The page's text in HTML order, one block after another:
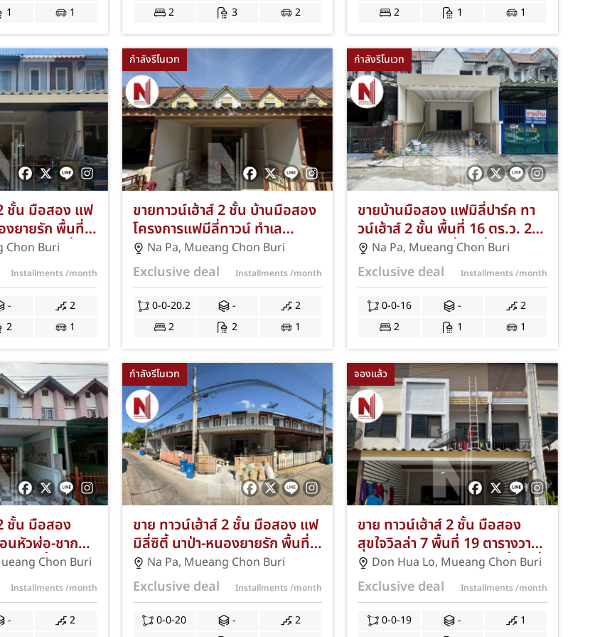
1 1
2
3 2
2
1 1
ชั้น มือสอง แฟ
งยายรัก พื้นที่
น 2 ห้องน้ำ
น! ฟรีแอร์/ค่า
Chon Buri
Installments/month
-
2
2 1
กำลังรีโนเวท
ขายทาวน์เฮ้าส์ 2 ชั้น บ้านมือสอง
โครงการแฟมีลี่ทาวน์ ทำเล
ท้องคุ้ง-นาป่า ตำบลนาป่า อำเภอ
เมืองชลบุรี จังหวัดชลบุรี พื้นที่
20.2 ตารางวา 2 ห้องนอน 2
ห้องน้ำ 1 ที่จอดรถ ฟรีแอร์ ปั๊มน้ำ
ถังสำรองน้ำ และค่าโอน JS-225
Na Pa, Mueang Chon Buri
Exclusive deal Installments/month
0-0-20.2 -
2
2
2 1
กำลังรีโนเวท
ขายบ้านมือสอง แฟมิลี่ปาร์ค ทา
วน์เฮ้าส์ 2 ชั้น พื้นที่ 16 ตร.ว. 2
ห้องนอน 1 ห้องน้ำ 1 ที่จอดรถ
ทำเลนาป่า-ท้องคุ้ง เมืองชลบุรี
พร้อมโปรโมชั่นของแถมครบ JS-
214
Na Pa, Mueang Chon Buri
Exclusive deal Installments/month
0-0-16 -
2
2
1 1
ชั้น มือสอง
นหัวฬ่อ-ชาก
ห้องน้ำ ทำเลดี
น! ฟรีแอร์/ค่า
Chon Buri
Installments/month
-
2
กำลังรีโนเวท
ขาย ทาวน์เฮ้าส์ 2 ชั้น มือสอง แฟ
มิลี่ซิตี้ นาป่า-หนองยายรัก พื้นที่
20 ตร.ว. 3 ห้องนอน ใกล้อมตะ/
โรบินสัน! ฟรีแอร์/ค่าโอนฯ! JS-
293
Na Pa, Mueang Chon Buri
Exclusive deal Installments/month
0-0-20 -
2
จองแล้ว
ขาย ทาวน์เฮ้าส์ 2 ชั้น มือสอง
สุขใจวิลล่า 7 พื้นที่ 19 ตารางวา
จำนวน 2 ห้องนอน 2 ห้องน้ำ 1 ที่
จอดรถ ทำเลใจกลางอมตะนคร
ดอนหัวฬ่อ ชลบุรี! ใกล้เฟส 4-11
ฟรีค่าใช้จ่ายวันโอนฯ พร้อมแอร์ 1
Don Hua Lo, Mueang Chon Buri
Exclusive deal Installments/month
0-0-19 -
1